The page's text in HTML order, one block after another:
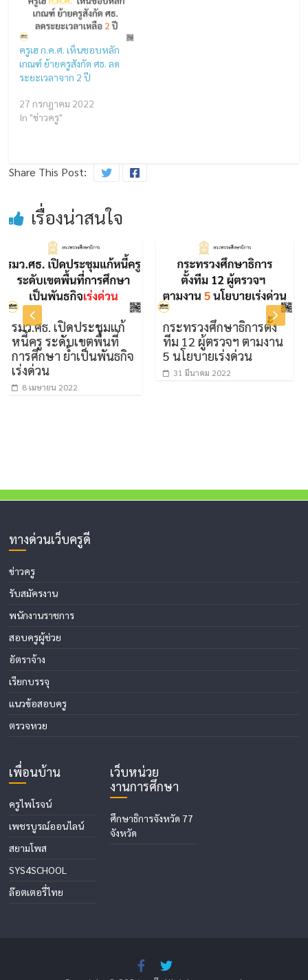
ครูเฮ ก.ค.ศ. เห็นชอบหลัก
เกณฑ์ ย้ายครูสังกัด ศธ. ลด
ระยะเวลาจาก 2 ปี
27 กรกฎาคม 2022
In "ข่าวครู"
Share This Post:
เรื่องน่าสนใจ
. เปิดประชุมแก้
ะดับเขตพื้นที่
า ย้ำเป็นพันธกิจ
ยน 2022
กระทรวงศึกษาธิการตั้ง
ทีม 12 ผู้ตรวจฯ ตามงาน
5 นโยบายเร่งด่วน
31 มีนาคม 2022
ราชกิจ
แพร่ป
ทางด่วนเว็บครูดี
ข่าวครู
รับสมัครงาน
พนักงานราชการ
สอบครูผู้ช่วย
อัตราจ้าง
เรียกบรรจุ
แนวข้อสอบครู
ตรวจหวย
เพื่อนบ้าน
ครูไพโรจน์
เพชรบูรณ์ออนไลน์
สยามโพส
SYS4SCHOOL
ล๊อตเตอรี่ไทย
เว็บหน่วย
งานการศึกษา
ศึกษาธิการจังหวัด 77
จังหวัด